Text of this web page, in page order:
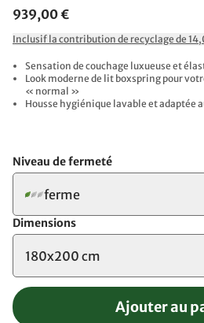
939,00 €
Inclusif la contribution de recyclage de
Sensation de couchage luxueuse et
Look moderne de lit boxspring pour
« normal »
Housse hygiénique lavable et adaptée
Niveau de fermeté
ferme
Dimensions
180x200 cm
Ajouter au